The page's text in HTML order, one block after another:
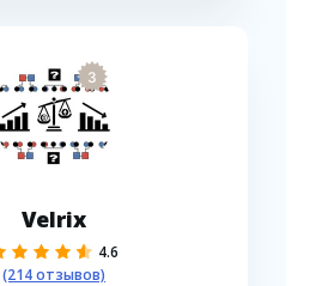
3
Velrix
4.6
(214 отзывов)